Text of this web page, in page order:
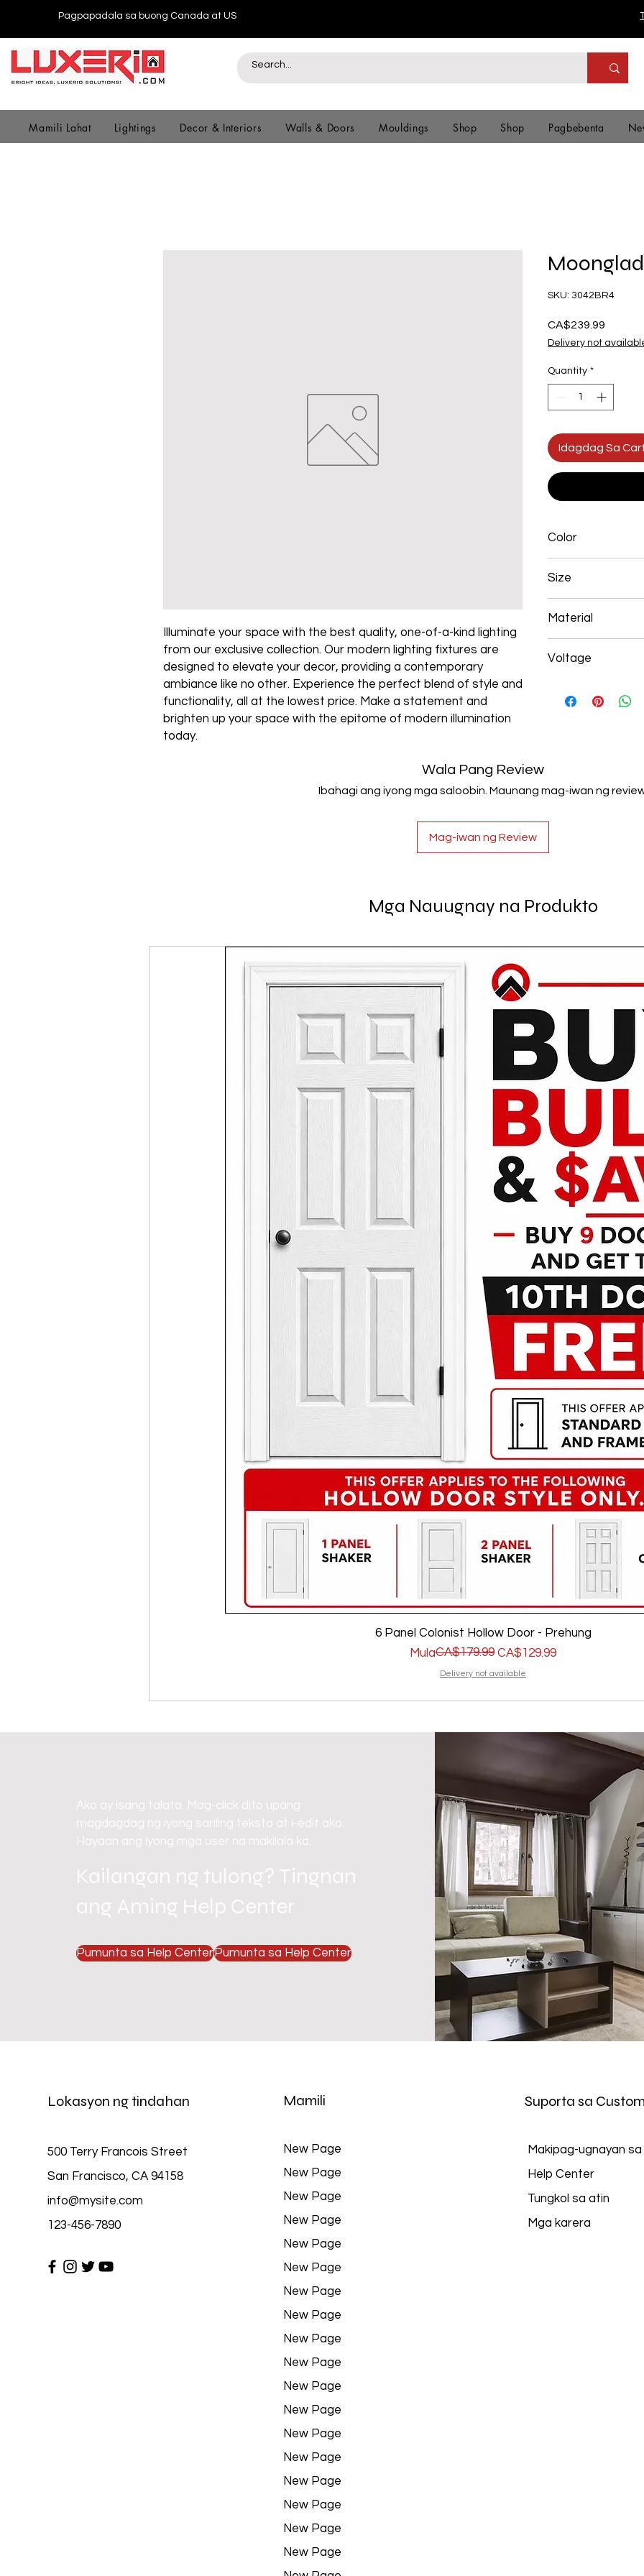
Pagpapadala sa buong Canada at US
Mamili Lahat Lightings Decor & Interiors Walls & Doors Mouldings Shop Shop Pagbebenta
Illuminate your space with the best quality, one-of-a-kind lighting
from our exclusive collection. Our modern lighting fixtures are
designed to elevate your decor, providing a contemporary
ambiance like no other. Experience the perfect blend of style and
functionality, all at the lowest price. Make a statement and
brighten up your space with the epitome of modern illumination
today.
SKU: 3042BR4
CA$239.99
Delivery not
Quantity *
Idagdag Sa
Color
Size
Material
Voltage
Wala Pang Review
Ibahagi ang iyong mga saloobin. Maunang mag-iwan ng
Mag-iwan ng Review
Mga Nauugnay na Produkto
6 Panel Colonist Hollow Door - Prehung
Mula
Regular na Presyo
CA$179.99 CA$129.99
Sale Price
Delivery not available
Ako ay isang talata. Mag-click dito upang
magdagdag ng iyong sariling teksto at i-edit ako.
Hayaan ang iyong mga user na makilala ka.
Kailangan ng tulong? Tingnan
ang Aming Help Center
Pumunta sa Help CenterPumunta sa Help Center
Lokasyon ng tindahan
500 Terry Francois Street
San Francisco, CA 94158
info@mysite.com
123-456-7890
Mamili
New Page
New Page
New Page
New Page
New Page
New Page
New Page
New Page
New Page
New Page
New Page
New Page
New Page
New Page
New Page
New Page
New Page
New Page
Suporta sa
Makipag-ugnayan
Help Center
Tungkol sa atin
Mga karera